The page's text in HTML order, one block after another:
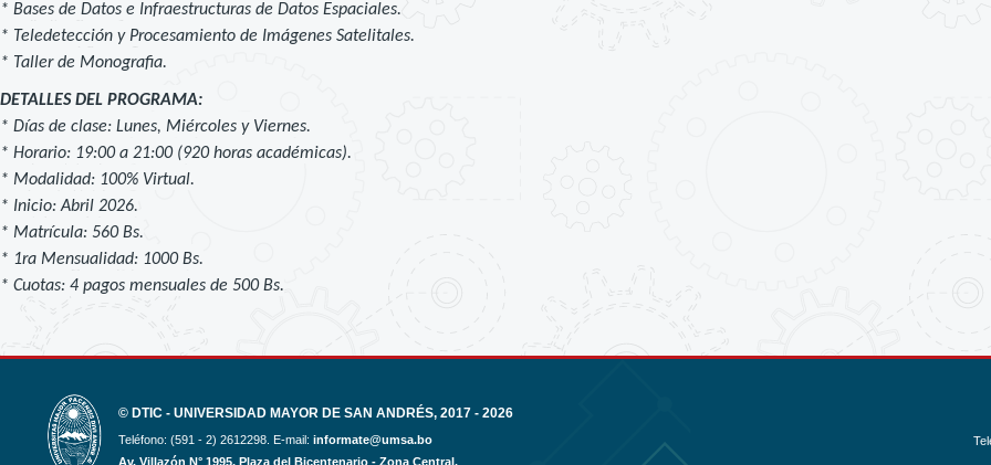
* Bases de Datos e Infraestructuras de Datos Espaciales.
* Teledetección y Procesamiento de Imágenes Satelitales.
* Taller de Monografia.
DETALLES DEL PROGRAMA:
* Días de clase: Lunes, Miércoles y Viernes.
* Horario: 19:00 a 21:00 (920 horas académicas).
* Modalidad: 100% Virtual.
* Inicio: Abril 2026.
* Matrícula: 560 Bs.
* 1ra Mensualidad: 1000 Bs.
* Cuotas: 4 pagos mensuales de 500 Bs.
© DTIC - UNIVERSIDAD MAYOR DE SAN ANDRÉS, 2017 - 2026
Teléfono: (591 - 2) 2612298. E-mail: informate@umsa.bo
Av. Villazón N° 1995, Plaza del Bicentenario - Zona Central.